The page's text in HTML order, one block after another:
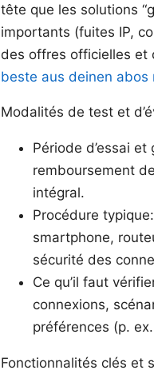
tête que les solutions
importants (fuites IP,
des offres officielles et
beste aus deinen abos
Modalités de test et
Période d’essai
remboursement
intégral.
Procédure
smartphone,
sécurité des
Ce qu’il faut
connexions,
préférences (p.
Fonctionnalités clés et